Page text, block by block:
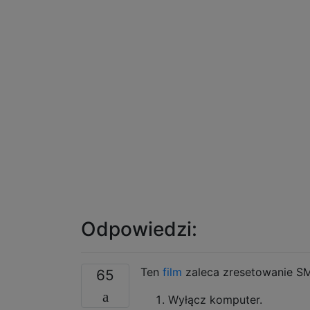
Odpowiedzi:
65 Ten film zaleca zresetowanie
Wyłącz komputer.